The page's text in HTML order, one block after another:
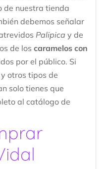
de nuestra tienda
debemos señalar
Palipica y de
de los caramelos con
por el público. Si
otros tipos de
solo tienes que
al catálogo de